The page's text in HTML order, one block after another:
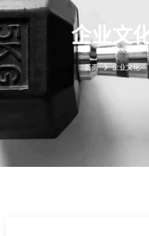
企业文
首页 企业文化